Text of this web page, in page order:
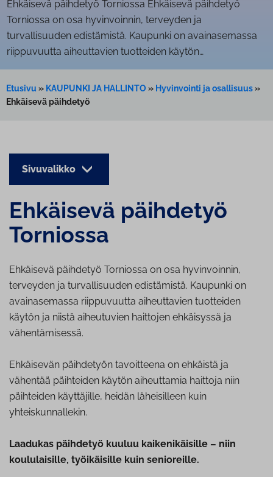
Ehkäisevä päihdetyö Torniossa Ehkäisevä päihdetyö
Torniossa on osa hyvinvoinnin, terveyden ja
turvallisuuden edistämistä. Kaupunki on avainasemassa
riippuvuutta aiheuttavien tuotteiden käytön…
Etusivu » KAUPUNKI JA HALLINTO » Hyvinvointi ja osallisuus»
Ehkäisevä päihdetyö
Sivuvalikko
Ehkäisevä päihdetyö
Torniossa
Ehkäisevä päihdetyö Torniossa on osa hyvinvoinnin,
terveyden ja turvallisuuden edistämistä. Kaupunki on
avainasemassa riippuvuutta aiheuttavien tuotteiden
käytön ja niistä aiheutuvien haittojen ehkäisyssä ja
vähentämisessä.
Ehkäisevän päihdetyön tavoitteena on ehkäistä ja
vähentää päihteiden käytön aiheuttamia haittoja niin
päihteiden käyttäjille, heidän läheisilleen kuin
yhteiskunnallekin.
Laadukas päihdetyö kuuluu kaikenikäisille – niin
koululaisille, työikäisille kuin senioreille.